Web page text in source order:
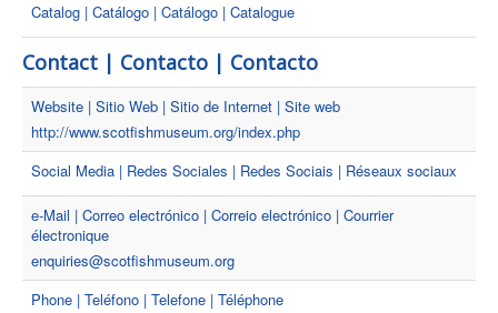
Catalog | Catálogo | Catálogo | Catalogue
Contact | Contacto | Contacto
Website | Sitio Web | Sitio de Internet | Site web
http://www.scotfishmuseum.org/index.php
Social Media | Redes Sociales | Redes Sociais | Réseaux sociaux
e-Mail | Correo electrónico | Correio electrónico | Courrier
électronique
enquiries@scotfishmuseum.org
Phone | Teléfono | Telefone | Téléphone